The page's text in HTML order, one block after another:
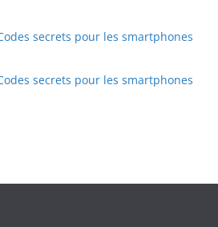
secrets pour les smartphones
secrets pour les smartphones